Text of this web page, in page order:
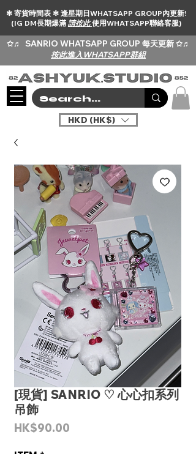
HKD (HK$)
✻ 寄貨時間表 ✻ 逢星期日WHATSAPP GROUP內更新!
(IG DM長期爆滿 請按此使用WHATSAPP聯絡客服)
✩♬
SANRIO WHATSAPP GROUP 每天更新 ✩♬
按此進入WHATSAPP群組
[現貨] SANRIO ♡ 心心扣系列
吊飾
HK$90.00